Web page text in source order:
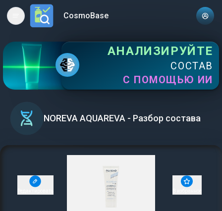
Open main menuCosmoBase
АНАЛИЗИРУЙТЕ
СОСТАВ
С ПОМОЩЬЮ ИИ
NOREVA AQUAREVA - Разбор состава